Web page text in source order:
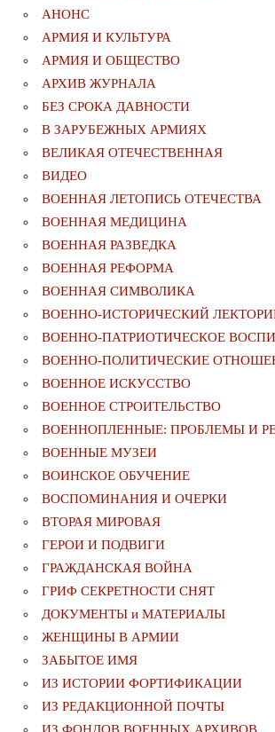
АНОНС
АРМИЯ И КУЛЬТУРА
АРМИЯ И ОБЩЕСТВО
АРХИВ ЖУРНАЛА
БЕЗ СРОКА ДАВНОСТИ
В ЗАРУБЕЖНЫХ АРМИЯХ
ВЕЛИКАЯ ОТЕЧЕСТВЕННАЯ
ВИДЕО
ВОЕННАЯ ЛЕТОПИСЬ ОТЕЧЕСТВА
ВОЕННАЯ МЕДИЦИНА
ВОЕННАЯ РАЗВЕДКА
ВОЕННАЯ РЕФОРМА
ВОЕННАЯ СИМВОЛИКА
ВОЕННО-ИСТОРИЧЕСКИЙ
ВОЕННО-ПАТРИОТИЧЕСКОЕ
ВОЕННО-ПОЛИТИЧЕСКИE
ВОЕННОЕ ИСКУССТВО
ВОЕННОЕ СТРОИТЕЛЬСТВО
ВОЕННОПЛЕННЫЕ: ПРОБЛЕМЫ И
ВОЕННЫЕ МУЗЕИ
ВОИНСКОЕ ОБУЧЕНИЕ
ВОСПОМИНАНИЯ И ОЧЕРКИ
ВТОРАЯ МИРОВАЯ
ГЕРОИ И ПОДВИГИ
ГРАЖДАНСКАЯ ВОЙНА
ГРИФ СЕКРЕТНОСТИ СНЯТ
ДОКУМЕНТЫ и МАТЕРИАЛЫ
ЖЕНЩИНЫ В АРМИИ
ЗАБЫТОЕ ИМЯ
ИЗ ИСТОРИИ ФОРТИФИКАЦИИ
ИЗ РЕДАКЦИОННОЙ ПОЧТЫ